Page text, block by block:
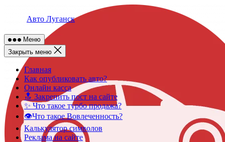
Авто Луганск
Меню
Закрыть меню
Главная
Как опубликовать авто?
Онлайн касса
🔝 Закрепить пост на сайте
✨ Что такое турбо продажа?
👁️Что такое Вовлеченность?
Калькулятор символов
Реклама на сайте